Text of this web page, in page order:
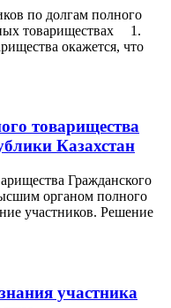
по долгам полного
товариществах 1.
окажется, что
товарищества
Казахстан
Гражданского
органом полного
участников. Решение
участника